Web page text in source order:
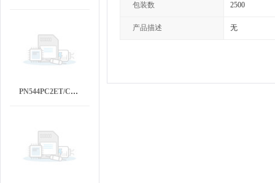
PN544PC2ET/C30702,
包装数 2500
产品描述 无